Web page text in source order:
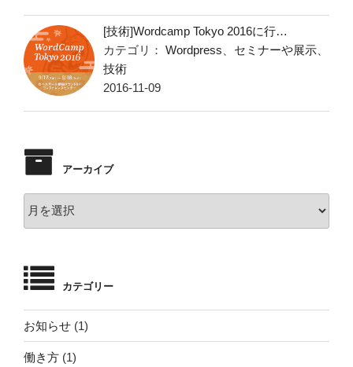
[技術]Wordcamp Tokyo 2016に行…
カテゴリ：Wordpress セミナーや展示
技術
2016-11-09
アーカイブ
ー
ブ
カテゴリー
お知らせ (1)
働き方 (1)